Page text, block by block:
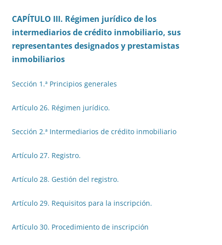
CAPÍTULO III. Régimen jurídico de los
intermediarios de crédito inmobiliario, sus
representantes designados y prestamistas
inmobiliarios
Sección 1.ª Principios generales
Artículo 26. Régimen jurídico.
Sección 2.ª Intermediarios de crédito inmobiliario
Artículo 27. Registro.
Artículo 28. Gestión del registro.
Artículo 29. Requisitos para la inscripción.
Artículo 30. Procedimiento de inscripción